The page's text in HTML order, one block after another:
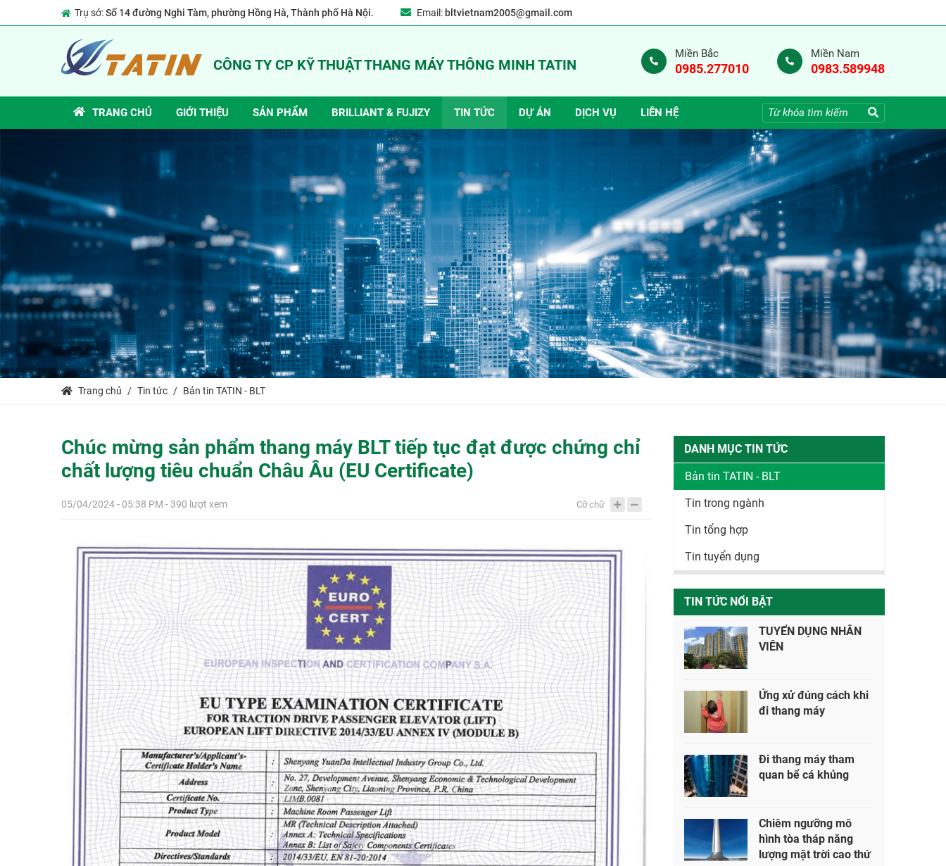
Trụ sở:Số 14 đường Nghi Tàm, phường Hồng Hà, Thành phố Hà Nội. Email: bltvietnam2005@gmail.com
CÔNG TY CP KỸ THUẬT THANG MÁY THÔNG MINH TATIN
Miền Bắc
0985.277010
Miền Nam
0983.589948
TRANG CHỦ GIỚI THIỆU SẢN PHẨM BRILLIANT & FUJIZY TIN TỨC DỰ ÁN DỊCH VỤ LIÊN HỆ
Trang chủ Tin tức Bản tin TATIN - BLT
Chúc mừng sản phẩm thang máy BLT tiếp tục đạt được chứng chỉ
chất lượng tiêu chuẩn Châu Âu (EU Certificate)
05/04/2024 - 05:38 PM - 390 lượt xem Cỡ chữ
DANH MỤC TIN TỨC
Bản tin TATIN - BLT
Tin trong ngành
Tin tổng hợp
Tin tuyển dụng
TIN TỨC NỔI BẬT
TUYỂN DỤNG NHÂN
VIÊN
Ứng xử đúng cách khi
đi thang máy
Đi thang máy tham
quan bể cá khủng
Chiêm ngưỡng mô
hình tòa tháp năng
lượng mặt trời cao thứ